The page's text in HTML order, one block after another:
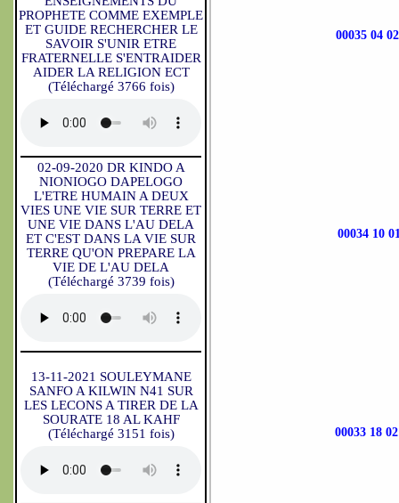
PROPHETE COMME EXEMPLE
ET GUIDE RECHERCHER LE
SAVOIR S'UNIR ETRE
FRATERNELLE S'ENTRAIDER
AIDER LA RELIGION ECT
(Téléchargé 3766 fois)
02-09-2020 DR KINDO A
NIONIOGO DAPELOGO
L'ETRE HUMAIN A DEUX
VIES UNE VIE SUR TERRE ET
UNE VIE DANS L'AU DELA
ET C'EST DANS LA VIE SUR
TERRE QU'ON PREPARE LA
VIE DE L'AU DELA
(Téléchargé 3739 fois)
13-11-2021 SOULEYMANE
SANFO A KILWIN N41 SUR
LES LECONS A TIRER DE LA
SOURATE 18 AL KAHF
(Téléchargé 3151 fois)
00035 04
00034 10
00033 18